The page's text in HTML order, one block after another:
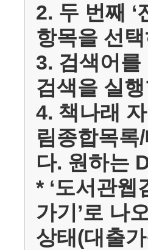
2. 두 번째
항목을 선
3. 검색어를
검색을 실
4. 책나래
림종합목록
다. 원하는
* ‘도서관웹
가기’로 나
상태(대출